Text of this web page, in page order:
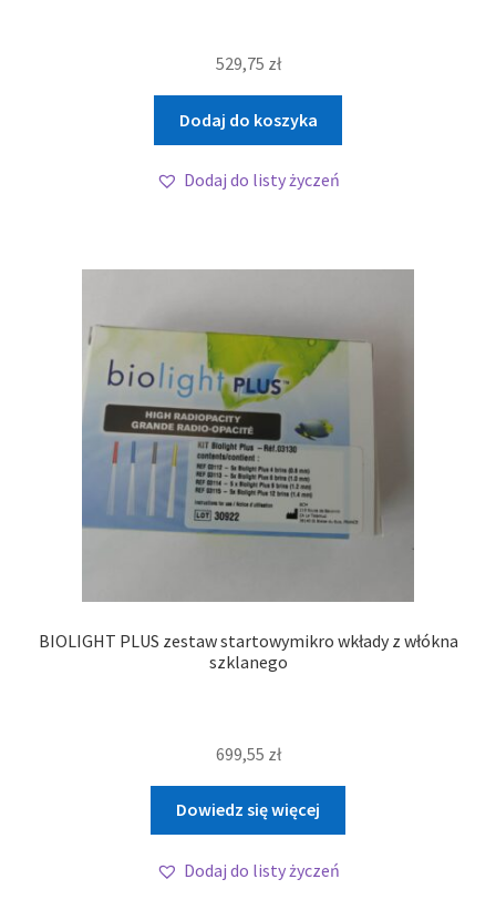
529,75 zł
Dodaj do koszyka
Dodaj do listy życzeń
BIOLIGHT PLUS zestaw startowymikro wkłady z włókna
szklanego
699,55 zł
Dowiedz się więcej
Dodaj do listy życzeń